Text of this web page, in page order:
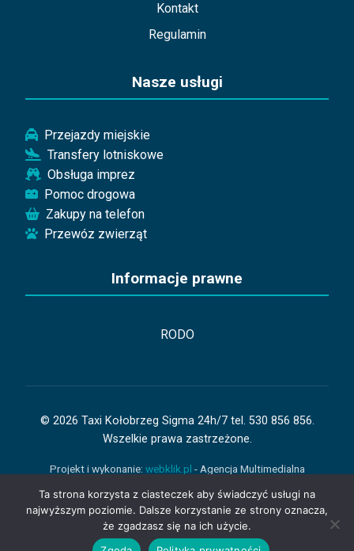
Kontakt
Regulamin
Nasze usługi
Przejazdy miejskie
Transfery lotniskowe
Obsługa imprez
Pomoc drogowa
Zakupy na telefon
Przewóz zwierząt
Informacje prawne
RODO
© 2026 Taxi Kołobrzeg Sigma 24h/7 tel. 530 856 856.
Wszelkie prawa zastrzeżone.
Projekt i wykonanie: webklik.pl - Agencja Multimedialna
Licencjonowane taxi
Bezpieczne przejazdy
Zamów Taxi
Ta strona korzysta z ciasteczek aby świadczyć usługi na
najwyższym poziomie. Dalsze korzystanie ze strony oznacza,
że zgadzasz się na ich użycie.